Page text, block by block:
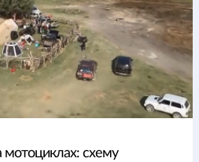
мотоциклах: схему